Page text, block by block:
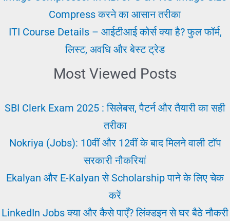
योग्यता
Compress करने का आसान तरीका
ITI Course Details – आईटीआई कोर्स क्या है? फुल फॉर्म,
लिस्ट, अवधि और बेस्ट ट्रेड
Most Viewed Posts
SBI Clerk Exam 2025 : सिलेबस, पैटर्न और तैयारी का सही
तरीका
Nokriya (Jobs): 10वीं और 12वीं के बाद मिलने वाली टॉप
सरकारी नौकरियां
Ekalyan और E-Kalyan से Scholarship पाने के लिए चेक
करें
LinkedIn Jobs क्या और कैसे पाएँ? लिंक्डइन से घर बैठे नौकरी